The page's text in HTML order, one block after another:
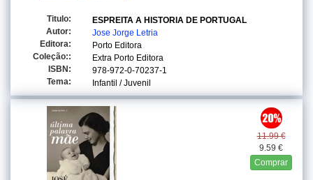
Titulo:
ESPREITA A HISTORIA DE PORTUGAL
Autor:
Jose Jorge Letria
Editora:
Porto Editora
Coleção::
Extra Porto Editora
ISBN:
978-972-0-70237-1
Tema:
Infantil / Juvenil
11.99 €
9.59 €
Comprar